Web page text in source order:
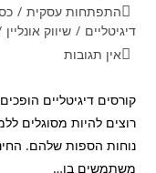
קטגוריה:
התפתחות עסקית /
דיגיטליים / שיווק אונליין
תגובות:
אין תגובות
קורסים דיגיטליים
רוצים להיות מסוגלים
נוחות הספות שלהם.
משתמשים בו…